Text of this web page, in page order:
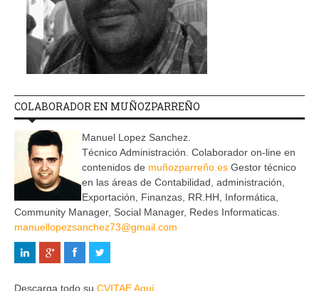
COLABORADOR EN MUÑOZPARREÑO
Manuel Lopez Sanchez.
Técnico Administración. Colaborador on-line en
contenidos de muñozparreño.es Gestor técnico
en las áreas de Contabilidad, administración,
Exportación, Finanzas, RR.HH, Informática,
Community Manager, Social Manager, Redes Informaticas.
manuellopezsanchez73@gmail.com
Descarga todo su CVITAE Aquí